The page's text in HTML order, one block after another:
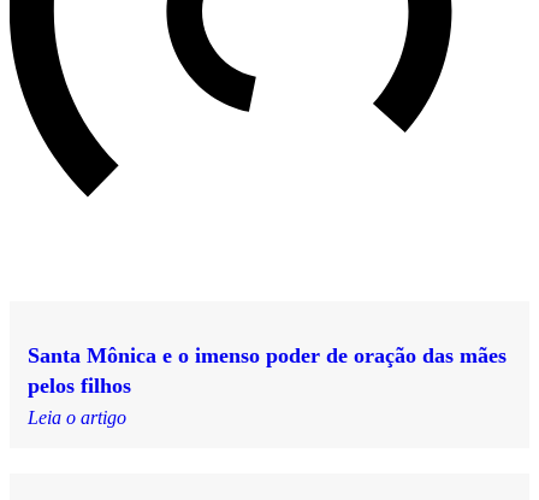
Santa Mônica e o imenso poder de oração das mães
pelos filhos
Leia o artigo